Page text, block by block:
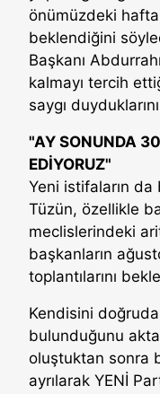
önümüzdeki hafta
beklendiğini
Başkanı
kalmayı tercih
saygı
"AY SONUNDA
EDİYORUZ"
Yeni istifaların
Tüzün, özellikle
meclislerindeki
başkanların
toplantılarını
Kendisini
bulunduğunu
oluştuktan sonra
ayrılarak YENİ